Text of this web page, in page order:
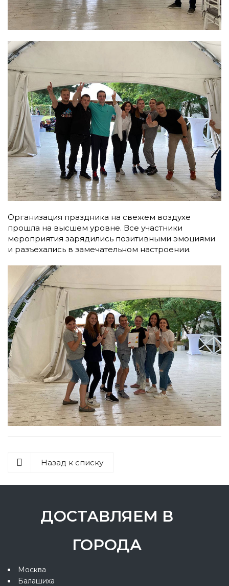
Организация праздника на свежем воздухе
прошла на высшем уровне. Все участники
мероприятия зарядились позитивными эмоциями
и разъехались в замечательном настроении.
Назад к списку
ДОСТАВЛЯЕМ В
ГОРОДА
Москва
Балашиха